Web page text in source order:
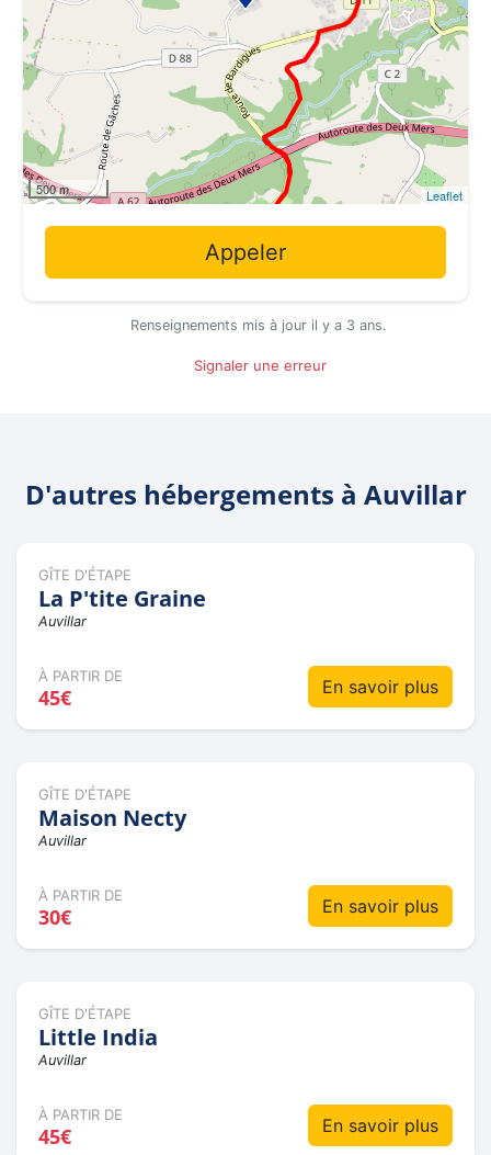
500 m Leaflet
Appeler
Renseignements mis à jour il y a 3 ans.
Signaler une erreur
D'autres hébergements à Auvillar
GÎTE D'ÉTAPE
La P'tite Graine
Auvillar
À PARTIR DE
45€ En savoir plus
GÎTE D'ÉTAPE
Maison Necty
Auvillar
À PARTIR DE
30€ En savoir plus
GÎTE D'ÉTAPE
Little India
Auvillar
À PARTIR DE
45€ En savoir plus